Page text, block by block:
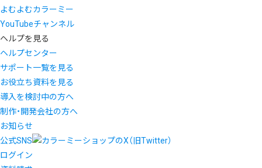
よむよむカラーミー
YouTubeチャンネル
ヘルプを見る
ヘルプセンター
サポート一覧を見る
お役立ち資料を見る
導入を検討中の方へ
制作・開発会社の方へ
お知らせ
公式SNS
ログイン